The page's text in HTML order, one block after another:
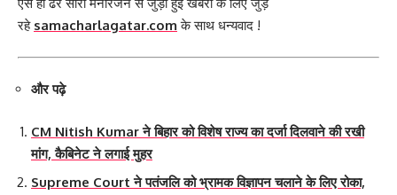
रहे samacharlagatar.com के साथ धन्यवाद !
और पढ़े
CM Nitish Kumar ने बिहार को विशेष राज्य का दर्जा दिलवाने की रखी
मांग, कैबिनेट ने लगाई मुहर
Supreme Court ने पतंजलि को भ्रामक विज्ञापन चलाने के लिए रोका,